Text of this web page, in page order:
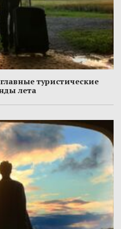
туристические
лета